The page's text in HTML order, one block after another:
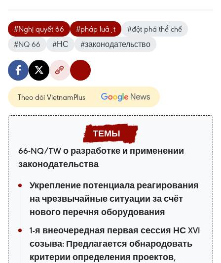
#Nghị quyết 66 #pháp luật
#đột phá thể chế
#NQ 66
#НС #законодательство
Theo dõi VietnamPlus
66-NQ/TW о разработке и применении
законодательства
Укрепление потенциала реагирования
на чрезвычайные ситуации за счёт
нового перечня оборудования
1-я внеочередная первая сессия НС XVI
созыва: Предлагается обнародовать
критерии определения проектов,